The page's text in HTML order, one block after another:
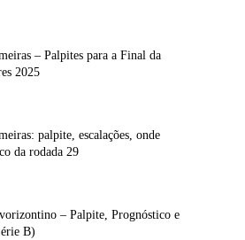
– Palpites para a Final da
2025
palpite, escalações, onde
da rodada 29
– Palpite, Prognóstico e
B)